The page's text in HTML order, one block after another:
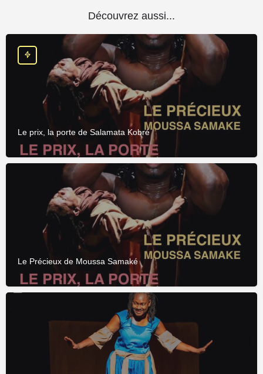
Découvrez aussi...
Le prix, la porte de Salamata Kobré
Le Précieux de Moussa Samaké